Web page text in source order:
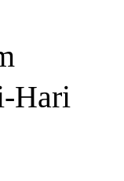
Hari